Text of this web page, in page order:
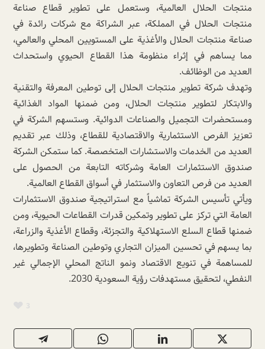
منتجات الحلال العالمية، وستعمل على تطوير قطاع صناعة
منتجات الحلال في المملكة، عبر الشراكة مع شركات رائدة في
صناعة منتجات الحلال والأغذية على المستويين المحلي والعالمي،
مما يساهم في إثراء منظومة هذا القطاع الحيوي واستحداث
العديد من الوظائف.
وتهدف شركة تطوير منتجات الحلال إلى توطين المعرفة والتقنية
والابتكار لتطوير منتجات الحلال، ومن ضمنها المواد الغذائية
ومستحضرات التجميل والصناعات الدوائية. وستسهم الشركة في
تعزيز الفرص الاستثمارية والاقتصادية للقطاع، وذلك عبر تقديم
العديد من الخدمات والاستشارات المتخصصة. كما ستمكن الشركة
صندوق الاستثمارات العامة وشركاته التابعة من الحصول على
العديد من فرص التعاون والاستثمار في أسواق القطاع العالمية.
ويأتي تأسيس الشركة تماشياً مع استراتيجية صندوق الاستثمارات
العامة التي تركز على تطوير وتمكين قدرات القطاعات الحيوية، ومن
ضمنها قطاع السلع الاستهلاكية والتجزئة، وقطاع الأغذية والزراعة،
بما يسهم في تحسين الميزان التجاري وتوطين الصناعة وتطويرها،
للمساهمة في تنويع الاقتصاد ونمو الناتج المحلي الإجمالي غير
النفطي، لتحقيق مستهدفات رؤية السعودية 2030.